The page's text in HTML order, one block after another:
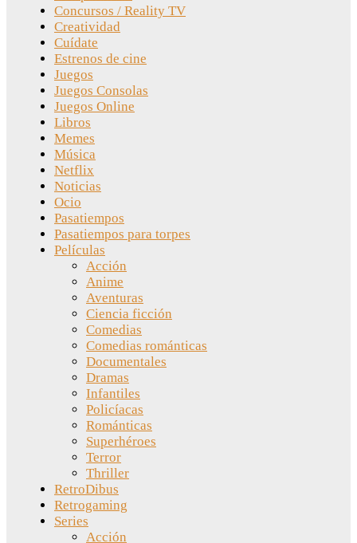
Concursos / Reality TV
Creatividad
Cuídate
Estrenos de cine
Juegos
Juegos Consolas
Juegos Online
Libros
Memes
Música
Netflix
Noticias
Ocio
Pasatiempos
Pasatiempos para torpes
Películas
Acción
Anime
Aventuras
Ciencia ficción
Comedias
Comedias románticas
Documentales
Dramas
Infantiles
Policíacas
Románticas
Superhéroes
Terror
Thriller
RetroDibus
Retrogaming
Series
Acción